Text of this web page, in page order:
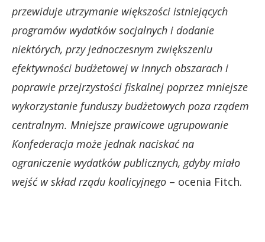
przewiduje utrzymanie większości istniejących
programów wydatków socjalnych i dodanie
niektórych, przy jednoczesnym zwiększeniu
efektywności budżetowej w innych obszarach i
poprawie przejrzystości fiskalnej poprzez mniejsze
wykorzystanie funduszy budżetowych poza rządem
centralnym. Mniejsze prawicowe ugrupowanie
Konfederacja może jednak naciskać na
ograniczenie wydatków publicznych, gdyby miało
wejść w skład rządu koalicyjnego – ocenia Fitch.